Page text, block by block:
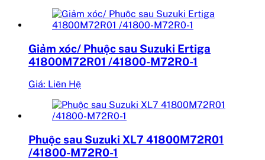
Giảm xóc/ Phuộc sau Suzuki Ertiga
41800M72R01 /41800-M72R0-1
Giá: Liên Hệ
Phuộc sau Suzuki XL7 41800M72R01
/41800-M72R0-1